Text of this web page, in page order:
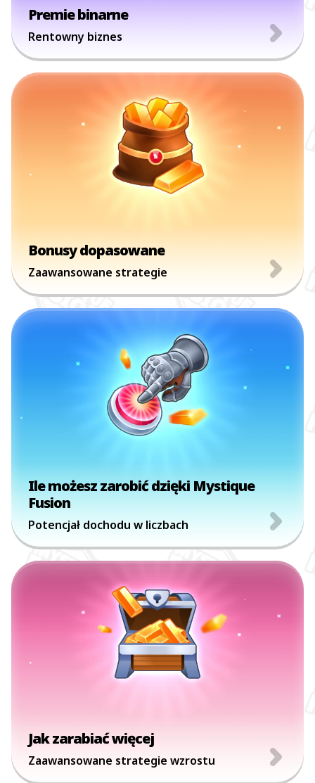
Premie binarne
Rentowny biznes
Bonusy dopasowane
Zaawansowane strategie
Ile możesz zarobić dzięki Mystique
Fusion
Potencjał dochodu w liczbach
Jak zarabiać więcej
Zaawansowane strategie wzrostu